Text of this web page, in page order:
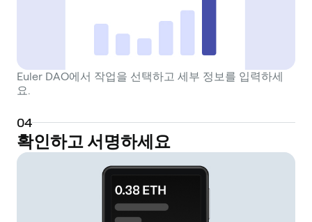
Euler DAO에서 작업을 선택하고 세부 정보를 입력하세
요.
04
확인하고 서명하세요